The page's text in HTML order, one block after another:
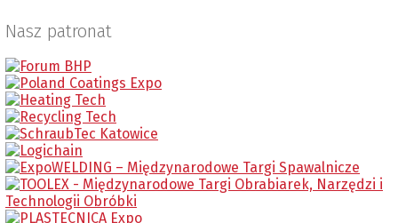
Nasz patronat